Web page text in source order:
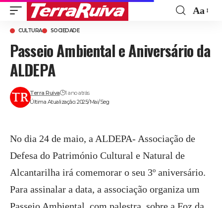
Aa
CULTURA SOCIEDADE
Passeio Ambiental e Aniversário da
ALDEPA
Última Atualização: 2025/Mai/Seg
Terra Ruiva 1 ano atrás
No dia 24 de maio, a ALDEPA- Associação de
Defesa do Património Cultural e Natural de
Alcantarilha irá comemorar o seu 3º aniversário.
Para assinalar a data, a associação organiza um